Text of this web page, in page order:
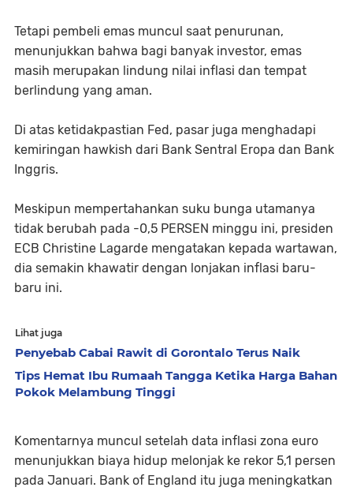
Tetapi pembeli emas muncul saat penurunan,
menunjukkan bahwa bagi banyak investor, emas
masih merupakan lindung nilai inflasi dan tempat
berlindung yang aman.
Di atas ketidakpastian Fed, pasar juga menghadapi
kemiringan hawkish dari Bank Sentral Eropa dan Bank
Inggris.
Meskipun mempertahankan suku bunga utamanya
tidak berubah pada -0,5 PERSEN minggu ini, presiden
ECB Christine Lagarde mengatakan kepada wartawan,
dia semakin khawatir dengan lonjakan inflasi baru-
baru ini.
Lihat juga
Penyebab Cabai Rawit di Gorontalo Terus Naik
Tips Hemat Ibu Rumaah Tangga Ketika Harga Bahan
Pokok Melambung Tinggi
Komentarnya muncul setelah data inflasi zona euro
menunjukkan biaya hidup melonjak ke rekor 5,1 persen
pada Januari. Bank of England itu juga meningkatkan